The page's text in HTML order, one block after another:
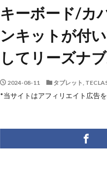
キーボード/カ
ンキットが付
してリーズナ
2024-08-11 タブレット,
*当サイトはアフィリエイト広告を